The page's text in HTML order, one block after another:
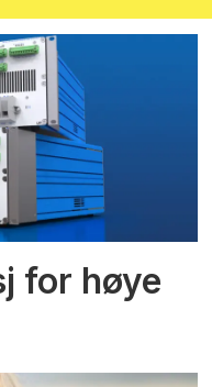
for høye